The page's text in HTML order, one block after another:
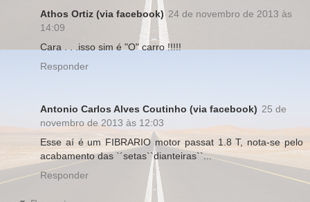
Athos Ortiz (via facebook) 24 de novembro de 2013 às
14:09
Cara . . .isso sim é "O" carro !!!!!
Responder
Antonio Carlos Alves Coutinho (via facebook) 25 de
novembro de 2013 às 12:03
Esse aí é um FIBRARIO motor passat 1.8 T, nota-se pelo
acabamento das `´setas``dianteiras``...
Responder